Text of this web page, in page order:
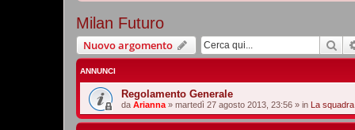
Milan Futuro
Nuovo argomento
ANNUNCI
Regolamento Generale
da Arianna » martedì 27 agosto 2013, 23:56 » in La squadra